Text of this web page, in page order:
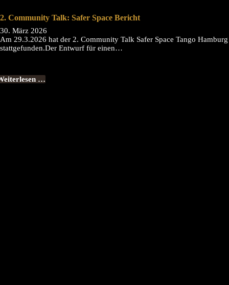
2. Community Talk: Safer Space Bericht
30. März 2026
Am 29.3.2026 hat der 2. Community Talk Safer Space Tango Hamburg
stattgefunden.Der Entwurf für einen…
…